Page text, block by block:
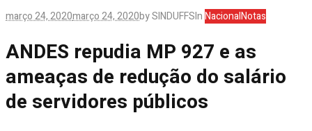
março 24, 2020março 24, 2020bySINDUFFSInNacionalNotas
ANDES repudia MP 927 e as
ameaças de redução do salário
de servidores públicos